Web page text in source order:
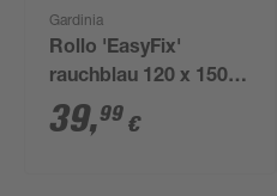
Gardinia
Rollo 'EasyFix'
rauchblau 120 x 150
cm
39,99 €